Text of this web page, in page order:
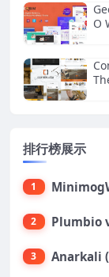
O
排行榜展示
1
2
3